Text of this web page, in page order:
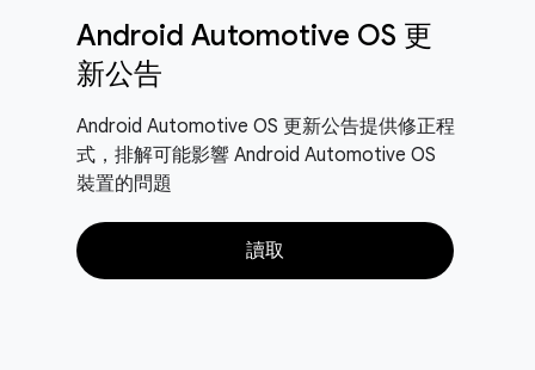
Android Automotive OS 更
新公告
Android Automotive OS 更新公告提供修正程
式，排解可能影響 Android Automotive OS
裝置的問題
讀取